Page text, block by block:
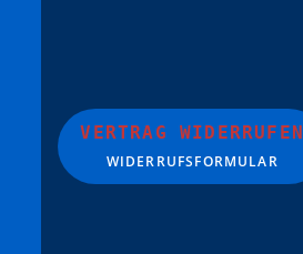
VERTRAG WIDERRUFEN
WIDERRUFSFORMULAR